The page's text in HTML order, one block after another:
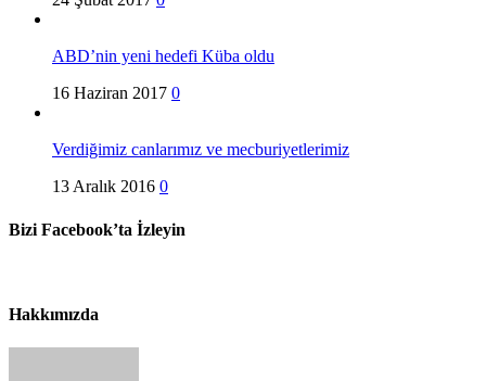
ABD’nin yeni hedefi Küba oldu
16 Haziran 2017 0
Verdiğimiz canlarımız ve mecburiyetlerimiz
13 Aralık 2016 0
Bizi Facebook’ta İzleyin
Hakkımızda